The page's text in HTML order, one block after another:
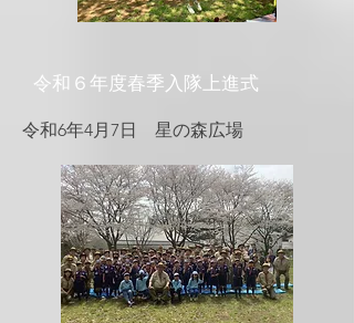
​令和６年度春季入隊上進式
​令和6年4月7日 星の森広場